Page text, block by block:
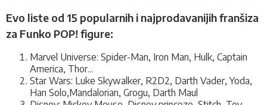
Evo liste od 15 popularnih i najprodavanijih franšiza
za Funko POP! figure:
Marvel Universe: Spider-Man, Iron Man, Hulk, Captain
America, Thor...
Star Wars: Luke Skywalker, R2D2, Darth Vader, Yoda,
Han Solo,Mandalorian, Grogu, Darth Maul